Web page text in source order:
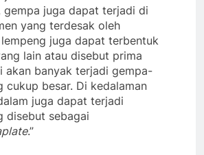
gempa juga dapat terjadi di
yang terdesak oleh
juga dapat terbentuk
lain atau disebut prima
akan banyak terjadi gempa-
cukup besar. Di kedalaman
juga dapat terjadi
disebut sebagai
.”